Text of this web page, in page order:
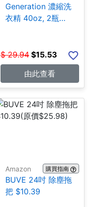
Generation 濃縮洗
衣精 40oz, 2瓶
$ 29.94 $15.53
由此查看
Amazon 購買指南
BUVE 24吋 除塵拖
把 $10.39